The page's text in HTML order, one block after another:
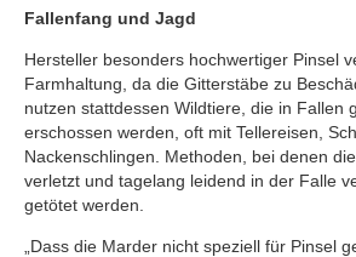
Fallenfang und Jagd
Hersteller besonders hochwertiger Pinsel
Farmhaltung, da die Gitterstäbe zu
nutzen stattdessen Wildtiere, die in Fallen
erschossen werden, oft mit Tellereisen,
Nackenschlingen. Methoden, bei denen
verletzt und tagelang leidend in der Falle
getötet werden.
„Dass die Marder nicht speziell für Pinsel